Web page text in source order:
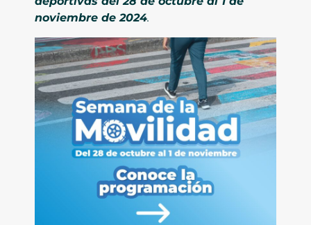
noviembre de 2024.